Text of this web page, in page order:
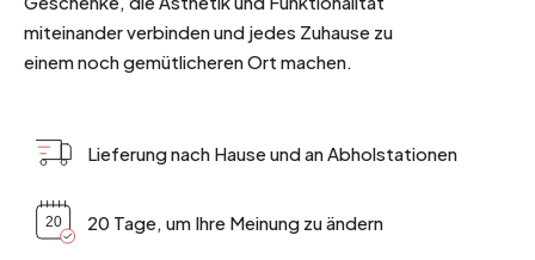
miteinander verbinden und jedes Zuhause zu
einem noch gemütlicheren Ort machen.
Lieferung nach Hause und an Abholstationen
20 Tage, um Ihre Meinung zu ändern